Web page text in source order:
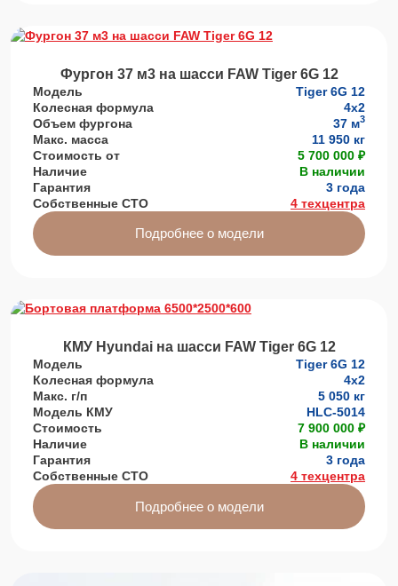
Фургон 37 м3 на шасси FAW Tiger 6G 12
Модель
Tiger 6G 12
Колесная формула
4х2
Объем фургона
37 м3
Макс. масса
11 950 кг
Стоимость от
5 700 000 ₽
Наличие
В наличии
Гарантия
3 года
Собственные СТО
4 техцентра
Подробнее о модели
КМУ Hyundai на шасси FAW Tiger 6G 12
Модель
Tiger 6G 12
Колесная формула
4x2
Макс. г/п
5 050 кг
Модель КМУ
HLC-5014
Стоимость
7 900 000 ₽
Наличие
В наличии
Гарантия
3 года
Собственные СТО
4 техцентра
Подробнее о модели